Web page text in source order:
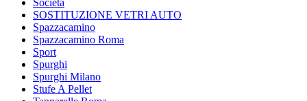
SOSTITUZIONE VETRI AUTO
Spazzacamino
Spazzacamino Roma
Sport
Spurghi
Spurghi Milano
Stufe A Pellet